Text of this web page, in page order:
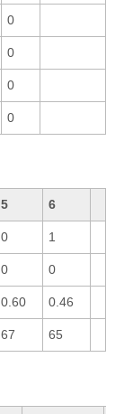
0
0
0
0
5 6
0 1
0 0
0.60 0.46
67 65